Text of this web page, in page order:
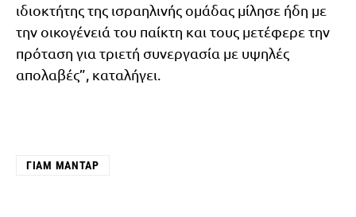
ιδιοκτήτης της ισραηλινής ομάδας μίλησε ήδη με
την οικογένειά του παίκτη και τους μετέφερε την
πρόταση για τριετή συνεργασία με υψηλές
απολαβές”, καταλήγει.
ΓΙΑΜ ΜΑΝΤΆΡ